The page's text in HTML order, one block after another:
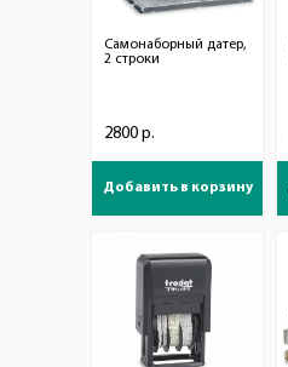
Самонаборный датер,
2 строки
2800 р.
Добавить в корзину